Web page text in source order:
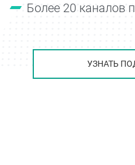
Более 20 каналов
УЗНАТЬ